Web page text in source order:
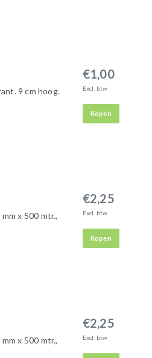
9 cm hoog.
€1,00
Excl. btw
Kopen
x 500 mtr.,
€2,25
Excl. btw
Kopen
x 500 mtr.,
€2,25
Excl. btw